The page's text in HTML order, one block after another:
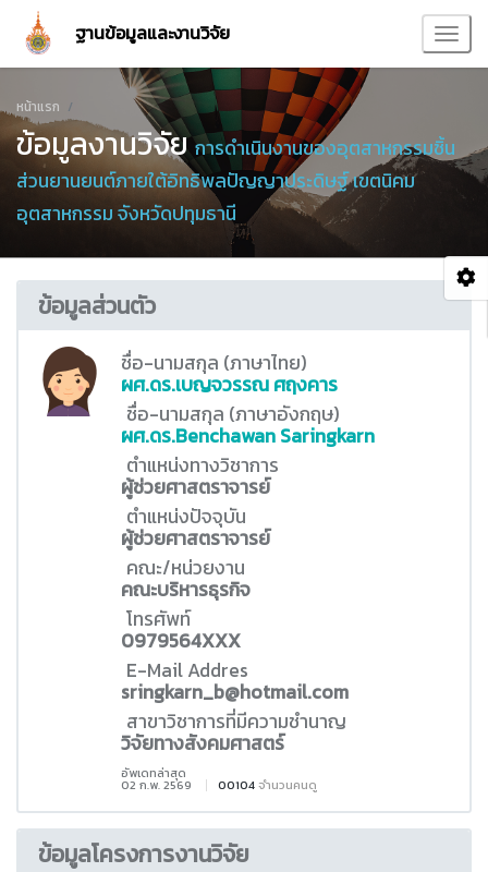
ฐานข้อมูลและงานวิจัย
หน้าแรก
ข้อมูลงานวิจัยการดำเนินงานของอุตสาหกรรมชิ้น
ส่วนยานยนต์ภายใต้อิทธิพลปัญญาประดิษฐ์ เขตนิคม
อุตสาหกรรม จังหวัดปทุมธานี
ข้อมูลส่วนตัว
ชื่อ-นามสกุล (ภาษาไทย)
ผศ.ดร.เบญจวรรณ ศฤงคาร
ชื่อ-นามสกุล (ภาษาอังกฤษ)
ผศ.ดร.Benchawan Saringkarn
ตำแหน่งทางวิชาการ
ผู้ช่วยศาสตราจารย์
ตำแหน่งปัจจุบัน
ผู้ช่วยศาสตราจารย์
คณะ/หน่วยงาน
คณะบริหารธุรกิจ
โทรศัพท์
0979564XXX
E-Mail Addres
sringkarn_b@hotmail.com
สาขาวิชาการที่มีความชำนาญ
วิจัยทางสังคมศาสตร์
อัพเดทล่าสุด
02 ก.พ. 2569 00104จำนวนคนดู
ข้อมูลโครงการงานวิจัย